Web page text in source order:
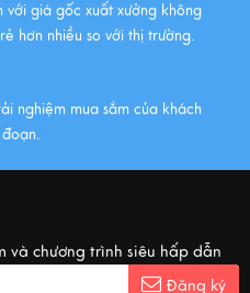
với giá gốc xuất xưởng không
hơn nhiều so với thị trường.
nghiệm mua sắm của khách
và chương trình siêu hấp dẫn
Đăng ký